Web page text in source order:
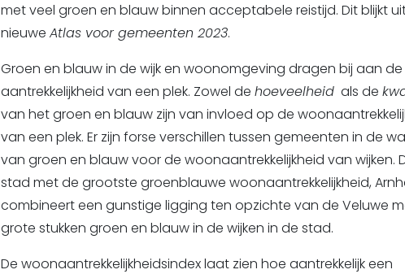
met veel groen en blauw binnen acceptabele reistijd. Dit blijkt
nieuwe Atlas voor gemeenten 2023.
Groen en blauw in de wijk en woonomgeving dragen bij aan de
aantrekkelijkheid van een plek. Zowel de hoeveelheid als de
van het groen en blauw zijn van invloed op de
van een plek. Er zijn forse verschillen tussen gemeenten in de
van groen en blauw voor de woonaantrekkelijkheid van wijken.
stad met de grootste groenblauwe woonaantrekkelijkheid,
combineert een gunstige ligging ten opzichte van de Veluwe
grote stukken groen en blauw in de wijken in de stad.
De woonaantrekkelijkheidsindex laat zien hoe aantrekkelijk een